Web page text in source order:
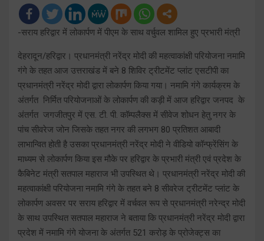
-सराय हरिद्वार में लोकार्पण में पीएम के साथ वर्चुवल शामिल हुए प्रभारी मंत्री
देहरादून/हरिद्वार। प्रधानमंत्री नरेंद्र मोदी की महत्वाकांक्षी परियोजना नमामि
गंगे के तहत आज उत्तराखंड में बने 8 शिविर ट्रीटमेंट प्लांट एसटीपी का
प्रधानमंत्री नरेंद्र मोदी द्वारा लोकार्पण किया गया। नमामि गंगे कार्यक्रम के
अंतर्गत निर्मित परियोजनाओं के लोकार्पण की कड़ी में आज हरिद्वार जनपद के
अंतर्गत जगजीतपुर में एस. टी. पी. कॉम्पलैक्स में सीवेज शोधन हेतु नगर के
पांच सीवरेज जोन जिसके तहत नगर की लगभग 80 प्रतिशत आबादी
लाभान्वित होती है उसका प्रधानमंत्री नरेंद्र मोदी ने वीडियो कॉन्फ्रेंसिंग के
माध्यम से लोकार्पण किया इस मौके पर हरिद्वार के प्रभारी मंत्री एवं प्रदेश के
कैबिनेट मंत्री सतपाल महाराज भी उपस्थित थे। प्रधानमंत्री नरेंद्र मोदी की
महत्वाकांक्षी परियोजना नमामि गंगे के तहत बने 8 सीवरेज ट्रीटमेंट प्लांट के
लोकार्पण अवसर पर सराय हरिद्वार में वर्चवल रूप से प्रधानमंत्री नरेन्द्र मोदी
के साथ उपस्थित सतपाल महाराज ने बताया कि प्रधानमंत्री नरेंद्र मोदी द्वारा
प्रदेश में नमामि गंगे योजना के अंतर्गत 521 करोड़ के प्रोजेक्ट्स का